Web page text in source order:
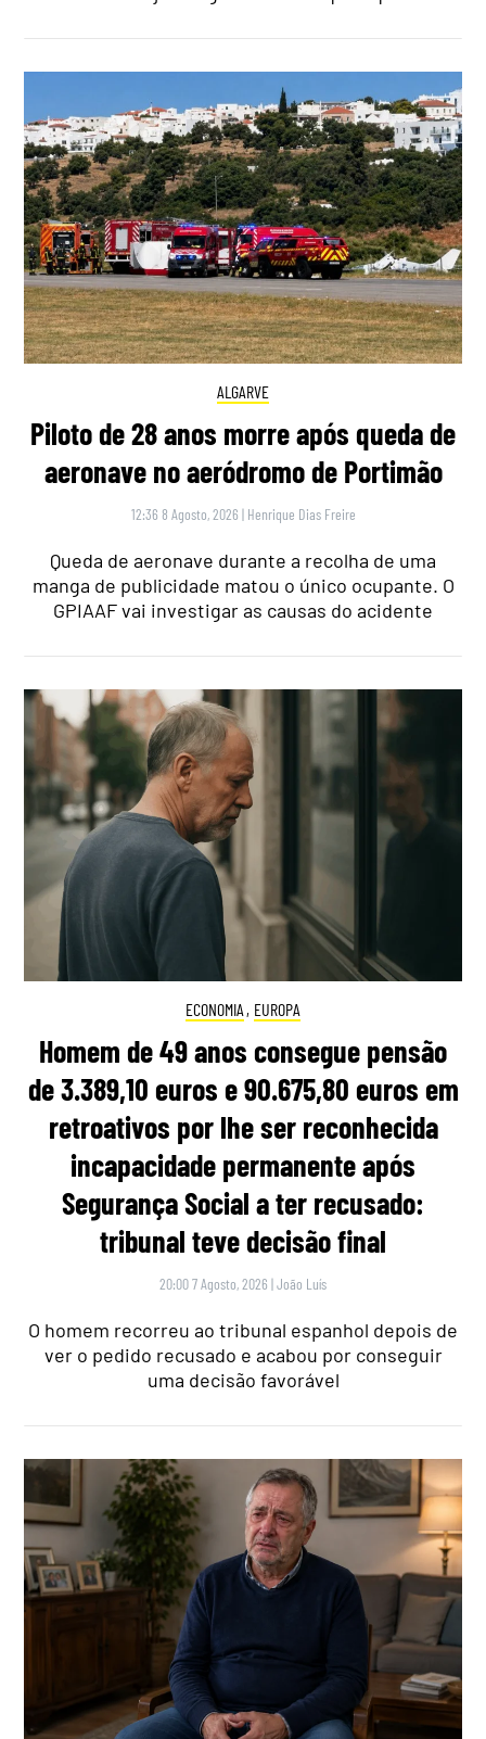
ALGARVE
Piloto de 28 anos morre após queda de
aeronave no aeródromo de Portimão
12:36 8 Agosto, 2026 | Henrique Dias Freire
Queda de aeronave durante a recolha de uma
manga de publicidade matou o único ocupante. O
GPIAAF vai investigar as causas do acidente
ECONOMIA , EUROPA
Homem de 49 anos consegue pensão
de 3.389,10 euros e 90.675,80 euros em
retroativos por lhe ser reconhecida
incapacidade permanente após
Segurança Social a ter recusado:
tribunal teve decisão final
20:00 7 Agosto, 2026 |João Luís
O homem recorreu ao tribunal espanhol depois de
ver o pedido recusado e acabou por conseguir
uma decisão favorável